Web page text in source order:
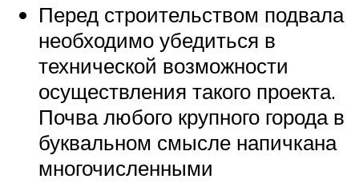
Перед строительством подвала
необходимо убедиться в
технической возможности
осуществления такого проекта.
Почва любого крупного города в
буквальном смысле напичкана
многочисленными